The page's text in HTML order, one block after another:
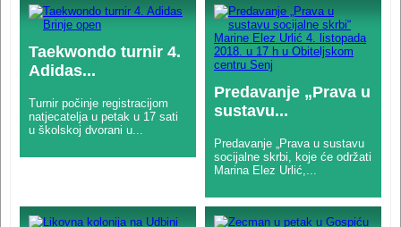
Taekwondo turnir 4.
Adidas...
Turnir počinje registracijom
natjecatelja u petak u 17 sati
u školskoj dvorani u...
Predavanje „Prava u
sustavu...
Predavanje „Prava u sustavu
socijalne skrbi, koje će održati
Marina Elez Urlić,...